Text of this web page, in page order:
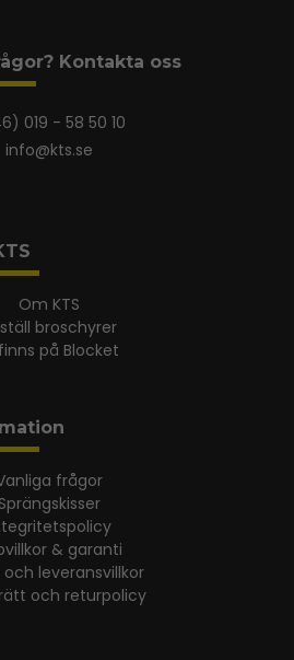
Kontakta oss
019 - 58 50 10
info@kts.se
Om KTS
broschyrer
på Blocket
frågor
Sprängskisser
& garanti
leveransvillkor
och returpolicy